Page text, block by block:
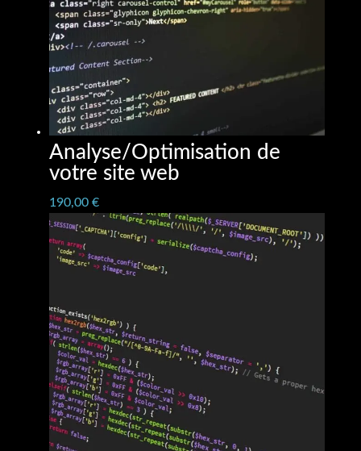
Analyse/Optimisation de
votre site web
190,00 €